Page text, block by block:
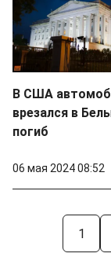
В США
врезался в
погиб
06 мая 2024 08:52
1